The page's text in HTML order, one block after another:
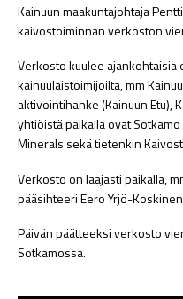
Kainuun maakuntajohtaja
kaivostoiminnan verkoston
Verkosto kuulee
kainuulaistoimijoilta, mm
aktivointihanke (Kainuun Etu),
yhtiöistä paikalla ovat
Minerals sekä tietenkin
Verkosto on laajasti paikalla,
pääsihteeri Eero Yrjö-
Päivän päätteeksi verkosto
Sotkamossa.